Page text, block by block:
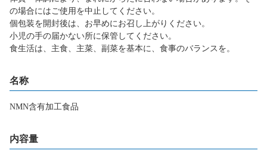
の場合にはご使用を中止してください。
個包装を開封後は、お早めにお召し上がりください。
小児の手の届かない所に保管してください。
食生活は、主食、主菜、副菜を基本に、食事のバランスを。
名称
NMN含有加工食品
内容量